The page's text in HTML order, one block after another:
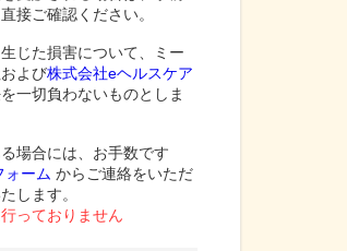
接ご確認ください。
じた損害について、ミー
よび株式会社eヘルスケア
一切負わないものとしま
場合には、お手数です
ォーム からご連絡をいただ
します。
っておりません